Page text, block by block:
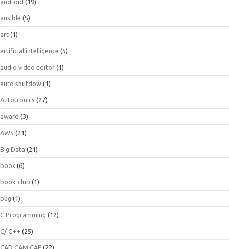
android (19)
ansible (5)
art (1)
artificial intelligence (5)
audio video editor (1)
auto shutdow (1)
Autotronics (27)
award (3)
AWS (21)
Big Data (21)
book (6)
book-club (1)
bug (1)
C Programming (12)
C/ C++ (25)
CAD CAM CAE (22)